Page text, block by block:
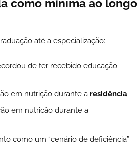
até a especialização:
de ter recebido educação
em nutrição durante a residência.
em nutrição durante a
como um “cenário de deficiência”